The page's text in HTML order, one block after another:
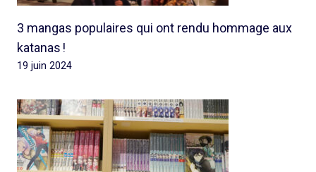
3 mangas populaires qui ont rendu hommage aux
katanas !
19 juin 2024